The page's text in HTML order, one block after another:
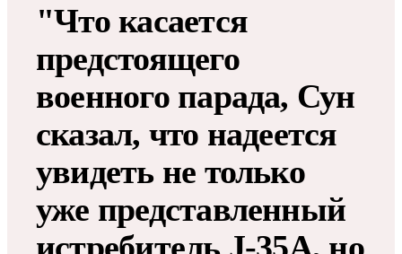
"Что касается
предстоящего
военного парада, Сун
сказал, что надеется
увидеть не только
уже представленный
истребитель J-35A, но